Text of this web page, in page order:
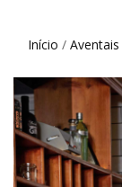
Início / Aventais